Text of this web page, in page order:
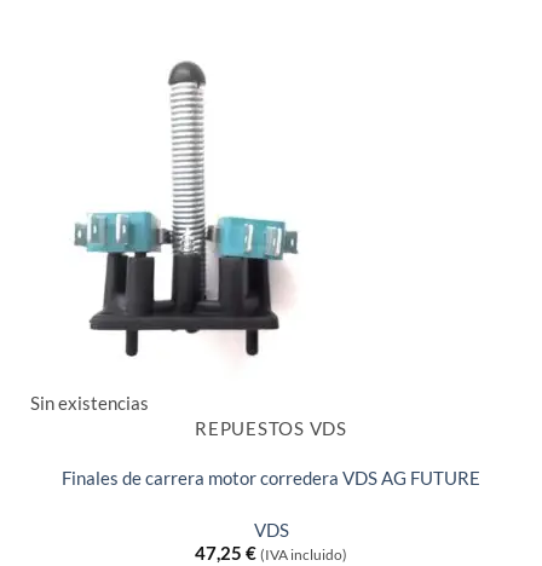
Sin existencias
REPUESTOS VDS
Finales de carrera motor corredera VDS AG FUTURE
VDS
47,25 € (IVA incluido)